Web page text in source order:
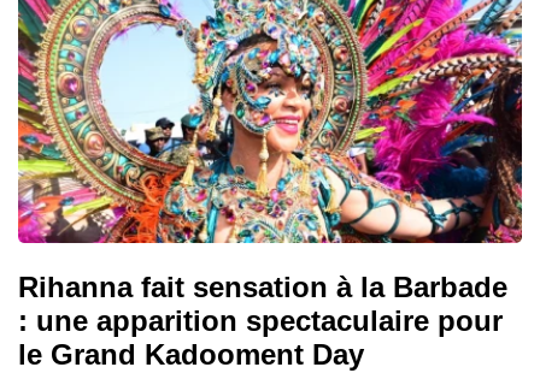
Rihanna fait sensation à la Barbade
: une apparition spectaculaire pour
le Grand Kadooment Day